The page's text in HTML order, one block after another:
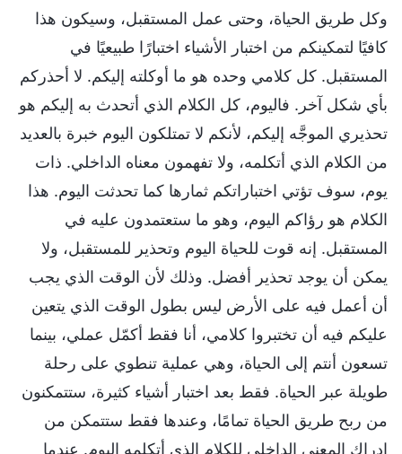
وكل طريق الحياة، وحتى عمل المستقبل، وسيكون هذا
كافيًا لتمكينكم من اختبار الأشياء اختبارًا طبيعيًا في
المستقبل. كل كلامي وحده هو ما أوكلته إليكم. لا أحذركم
بأي شكل آخر. فاليوم، كل الكلام الذي أتحدث به إليكم هو
تحذيري الموجَّه إليكم، لأنكم لا تمتلكون اليوم خبرة بالعديد
من الكلام الذي أتكلمه، ولا تفهمون معناه الداخلي. ذات
يوم، سوف تؤتي اختباراتكم ثمارها كما تحدثت اليوم. هذا
الكلام هو رؤاكم اليوم، وهو ما ستعتمدون عليه في
المستقبل. إنه قوت للحياة اليوم وتحذير للمستقبل، ولا
يمكن أن يوجد تحذير أفضل. وذلك لأن الوقت الذي يجب
أن أعمل فيه على الأرض ليس بطول الوقت الذي يتعين
عليكم فيه أن تختبروا كلامي، أنا فقط أكمّل عملي، بينما
تسعون أنتم إلى الحياة، وهي عملية تنطوي على رحلة
طويلة عبر الحياة. فقط بعد اختبار أشياء كثيرة، ستتمكنون
من ربح طريق الحياة تمامًا، وعندها فقط ستتمكن من
إدراك المعنى الداخلي للكلام الذي أتكلمه اليوم. عندما